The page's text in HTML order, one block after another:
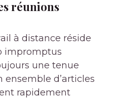
réunions
à distance réside
impromptus
une tenue
d’articles
rapidement